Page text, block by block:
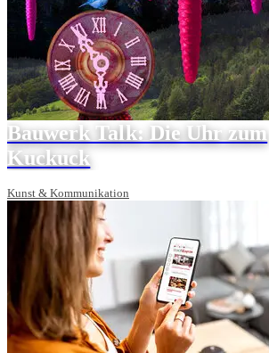
Bauwerk Talk: Die Uhr zum
Kuckuck
Kunst & Kommunikation